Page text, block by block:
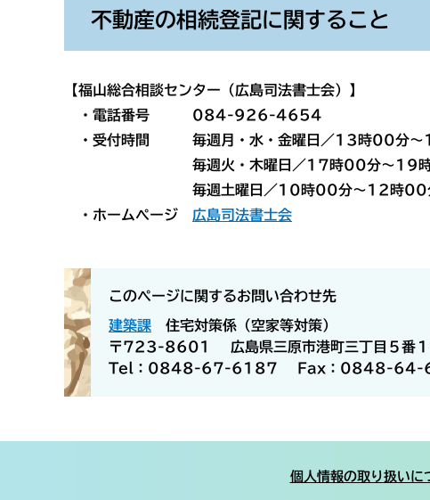
不動産の相続登記に関すること
【福山総合相談センター（広島司法書士会）】
・電話番号 084-926-4654
・受付時間 毎週月・水・金曜日／13時00分～
毎週火・木曜日／17時00分～19時
毎週土曜日／10時00分～12時00
・ホームページ 広島司法書士会
このページに関するお問い合わせ先
建築課
住宅対策係（空家等対策）
〒723-8601
広島県三原市港町三丁目５番１
Tel：0848-67-6187
Fax：0848-64-
個人情報の取り扱いに